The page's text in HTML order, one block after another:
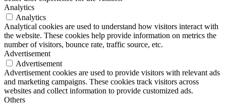
Analytics
Analytics
Analytical cookies are used to understand how visitors interact with
the website. These cookies help provide information on metrics the
number of visitors, bounce rate, traffic source, etc.
Advertisement
Advertisement
Advertisement cookies are used to provide visitors with relevant ads
and marketing campaigns. These cookies track visitors across
websites and collect information to provide customized ads.
Others